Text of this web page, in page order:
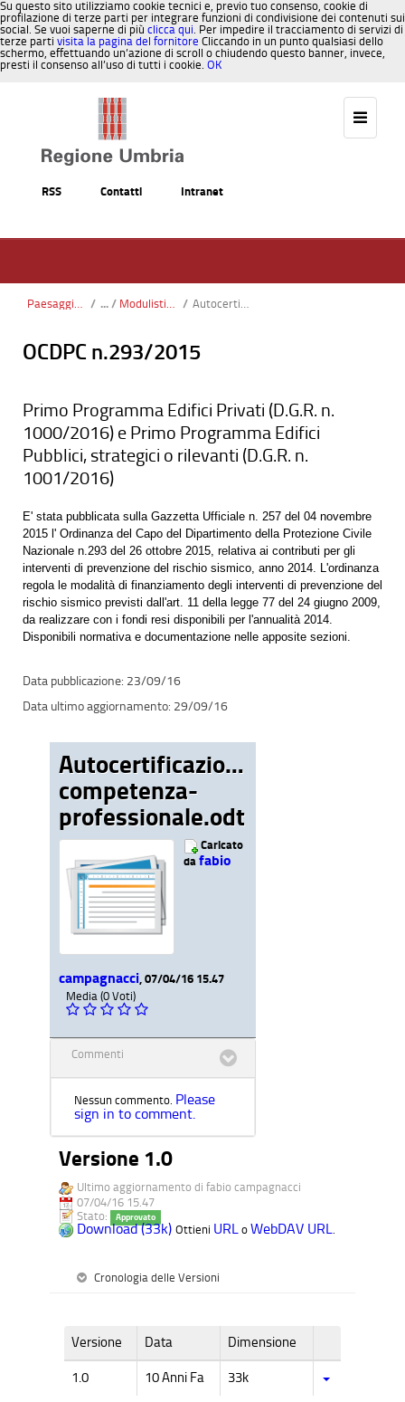
Su questo sito utilizziamo cookie tecnici e, previo tuo consenso, cookie di
profilazione di terze parti per integrare funzioni di condivisione dei contenuti sui
social. Se vuoi saperne di più clicca qui. Per impedire il tracciamento di servizi di
terze parti visita la pagina del fornitore Cliccando in un punto qualsiasi dello
schermo, effettuando un’azione di scroll o chiudendo questo banner, invece,
presti il consenso all’uso di tutti i cookie. OK
RSS Contatti Intranet
Paesaggio, Territorio, Urbanistica / Modulistica presentazione progetti_odt / Autocertificazione-competenza-professionale.odt
OCDPC n.293/2015
Primo Programma Edifici Privati (D.G.R. n.
1000/2016) e Primo Programma Edifici
Pubblici, strategici o rilevanti (D.G.R. n.
1001/2016)
E' stata pubblicata sulla Gazzetta Ufficiale n. 257 del 04 novembre
2015 l' Ordinanza del Capo del Dipartimento della Protezione Civile
Nazionale n.293 del 26 ottobre 2015, relativa ai contributi per gli
interventi di prevenzione del rischio sismico, anno 2014. L'ordinanza
regola le modalità di finanziamento degli interventi di prevenzione del
rischio sismico previsti dall'art. 11 della legge 77 del 24 giugno 2009,
da realizzare con i fondi resi disponibili per l'annualità 2014.
Disponibili normativa e documentazione nelle apposite sezioni.
23/09/16
29/09/16
Autocertificazione-
competenza-
professionale.odt
Caricato
da fabio
campagnacci , 07/04/16 15.47
Media (0 Voti)
Commenti
Nessun commento. Please
sign in to comment.
Versione 1.0
Ultimo aggiornamento di fabio campagnacci
07/04/16 15.47
Stato:
Approvato
Download (33k) Ottieni URL o WebDAV URL.
Cronologia delle Versioni
Versione Data Dimensione
1.0 10 Anni Fa 33k